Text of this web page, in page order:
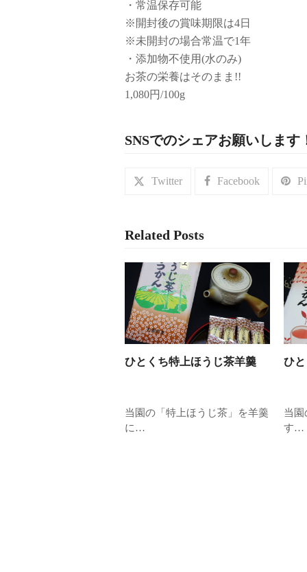
・常温保存可能
※開封後の賞味期限は4日
※未開封の場合常温で1年
・添加物不使用(水のみ)
お茶の栄養はそのまま!!
1,080円/100g
SNSでのシェアお願いします
Twitter Facebook
Related Posts
ひとくち特上ほうじ茶羊羹
当園の「特上ほうじ茶」を羊羹
に…
ひ
当園
す…